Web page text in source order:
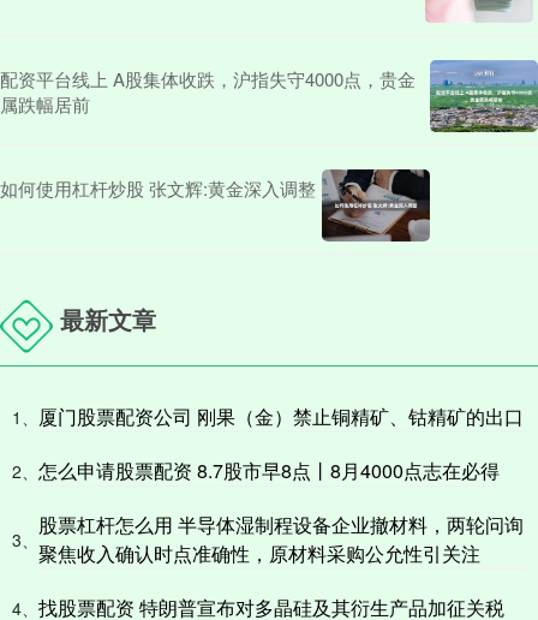
配资平台线上 A股集体收跌，沪指失守4000点，贵金
属跌幅居前
如何使用杠杆炒股 张文辉:黄金深入调整
最新文章
1、 厦门股票配资公司 刚果（金）禁止铜精矿、钴精矿的出口
2、 怎么申请股票配资 8.7股市早8点丨8月4000点志在必得
3、
股票杠杆怎么用 半导体湿制程设备企业撤材料，两轮问询
聚焦收入确认时点准确性，原材料采购公允性引关注
4、 找股票配资 特朗普宣布对多晶硅及其衍生产品加征关税